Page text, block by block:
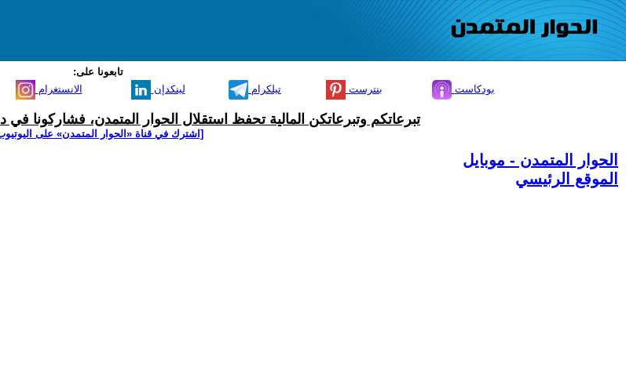
تابعونا على:
الانستغرام لينكدإن تيلكرام بنترست بودكاست
تبرعاتكم وتبرعاتكن المالية تحفظ استقلال الحوار المتمدن، فشاركونا في
[اشترك في قناة ‫«الحوار المتمدن» على
الحوار المتمدن - موبايل
الموقع الرئيسي